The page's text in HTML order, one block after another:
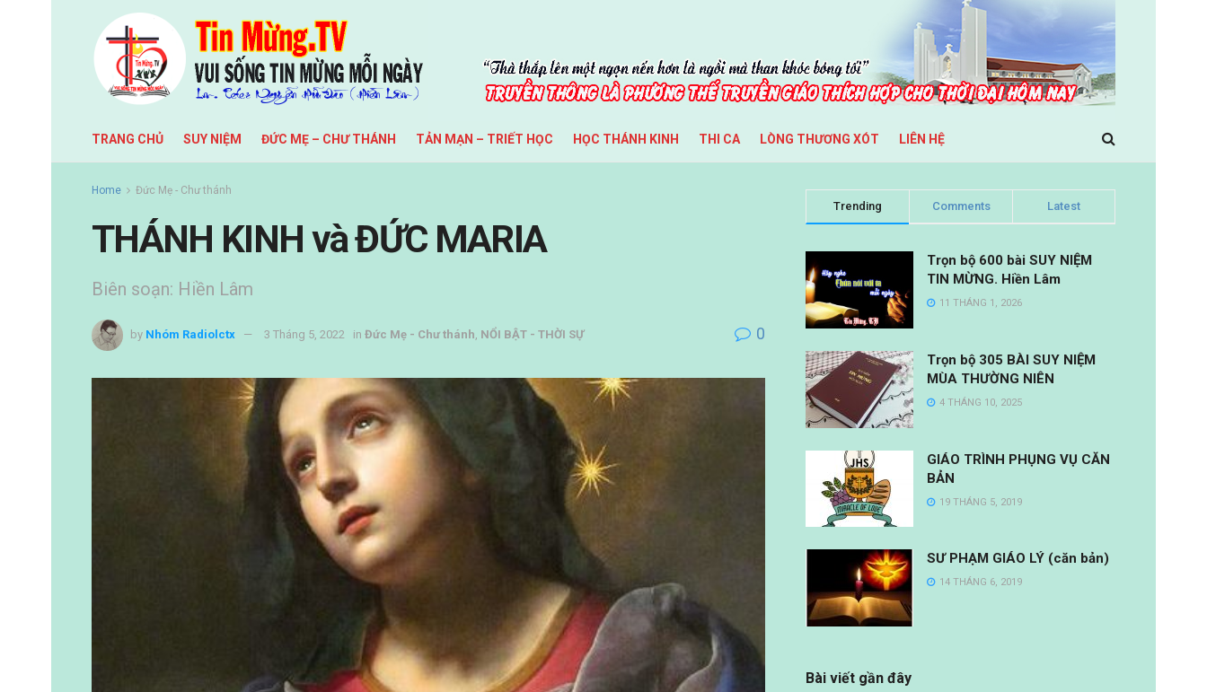
TRANG CHỦ SUY NIỆM ĐỨC MẸ – CHƯ THÁNH TẢN MẠN – TRIẾT HỌC HỌC THÁNH KINH THI CA LÒNG THƯƠNG XÓT LIÊN HỆ
Home Đức Mẹ - Chư thánh
THÁNH KINH và ĐỨC MARIA
Biên soạn: Hiền Lâm
by Nhóm Radiolctx 3 Tháng 5, 2022 in Đức Mẹ - Chư thánh NỔI BẬT - THỜI SỰ 0
Trending Comments Latest
Trọn bộ 600 bài SUY NIỆM
TIN MỪNG. Hiền Lâm
11 THÁNG 1, 2026
Trọn bộ 305 BÀI SUY NIỆM
MÙA THƯỜNG NIÊN
4 THÁNG 10, 2025
GIÁO TRÌNH PHỤNG VỤ CĂN
BẢN
19 THÁNG 5, 2019
SƯ PHẠM GIÁO LÝ (căn bản)
14 THÁNG 6, 2019
Bài viết gần đây